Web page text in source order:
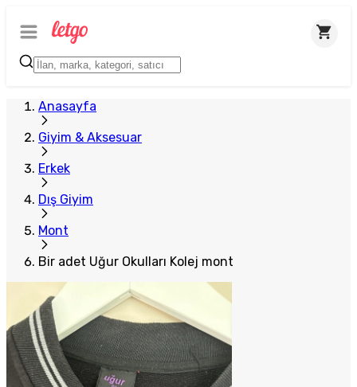
Anasayfa
Giyim & Aksesuar
Erkek
Dış Giyim
Mont
Bir adet Uğur Okulları Kolej mont